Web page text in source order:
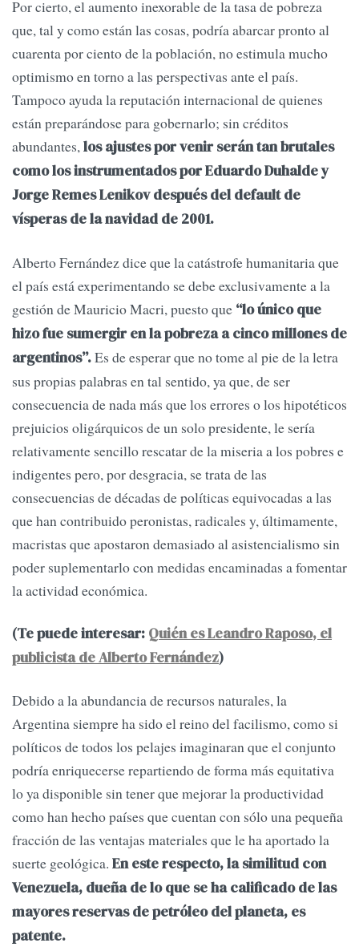
Por cierto, el aumento inexorable de la tasa de pobreza
que, tal y como están las cosas, podría abarcar pronto al
cuarenta por ciento de la población, no estimula mucho
optimismo en torno a las perspectivas ante el país.
Tampoco ayuda la reputación internacional de quienes
están preparándose para gobernarlo; sin créditos
abundantes,los ajustes por venir serán tan brutales
como los instrumentados por Eduardo Duhalde y
Jorge Remes Lenikov después del default de
vísperas de la navidad de 2001.
Alberto Fernández dice que la catástrofe humanitaria que
el país está experimentando se debe exclusivamente a la
gestión de Mauricio Macri, puesto que “lo único que
hizo fue sumergir en la pobreza a cinco millones de
argentinos”.Es de esperar que no tome al pie de la letra
sus propias palabras en tal sentido, ya que, de ser
consecuencia de nada más que los errores o los hipotéticos
prejuicios oligárquicos de un solo presidente, le sería
relativamente sencillo rescatar de la miseria a los pobres e
indigentes pero, por desgracia, se trata de las
consecuencias de décadas de políticas equivocadas a las
que han contribuido peronistas, radicales y, últimamente,
macristas que apostaron demasiado al asistencialismo sin
poder suplementarlo con medidas encaminadas a fomentar
la actividad económica.
(Te puede interesar: Quién es Leandro Raposo, el
publicista de Alberto Fernández)
Debido a la abundancia de recursos naturales, la
Argentina siempre ha sido el reino del facilismo, como si
políticos de todos los pelajes imaginaran que el conjunto
podría enriquecerse repartiendo de forma más equitativa
lo ya disponible sin tener que mejorar la productividad
como han hecho países que cuentan con sólo una pequeña
fracción de las ventajas materiales que le ha aportado la
suerte geológica. En este respecto, la similitud con
Venezuela, dueña de lo que se ha calificado de las
mayores reservas de petróleo del planeta, es
patente.